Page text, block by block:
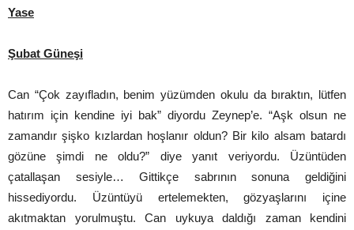
Yase
Şubat Güneşi
Can “Çok zayıfladın, benim yüzümden okulu da bıraktın, lütfen
hatırım için kendine iyi bak” diyordu Zeynep’e. “Aşk olsun ne
zamandır şişko kızlardan hoşlanır oldun? Bir kilo alsam batardı
gözüne şimdi ne oldu?” diye yanıt veriyordu. Üzüntüden
çatallaşan sesiyle… Gittikçe sabrının sonuna geldiğini
hissediyordu. Üzüntüyü ertelemekten, gözyaşlarını içine
akıtmaktan yorulmuştu. Can uykuya daldığı zaman kendini